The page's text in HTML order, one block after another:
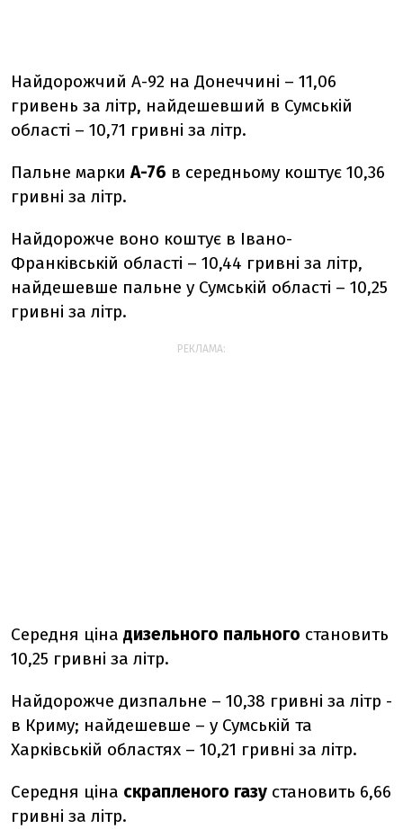
Найдорожчий А-92 на Донеччині – 11,06
гривень за літр, найдешевший в Сумській
області – 10,71 гривні за літр.
Пальне маркиА-76 в середньому коштує 10,36
гривні за літр.
Найдорожче воно коштує в Івано-
Франківській області – 10,44 гривні за літр,
найдешевше пальне у Сумській області – 10,25
гривні за літр.
РЕКЛАМА:
Середня ціна дизельного пального становить
10,25 гривні за літр.
Найдорожче дизпальне – 10,38 гривні за літр -
в Криму; найдешевше – у Сумській та
Харківській областях – 10,21 гривні за літр.
Середня ціна скрапленого газу становить 6,66
гривні за літр.